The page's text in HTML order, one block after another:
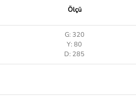
Ölçü
G: 320
Y: 80
D: 285